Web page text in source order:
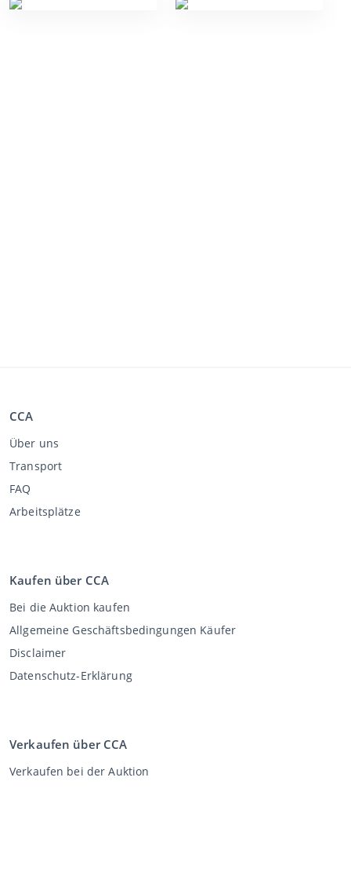
CCA
Über uns
Transport
FAQ
Arbeitsplätze
Kaufen über CCA
Bei die Auktion kaufen
Allgemeine Geschäftsbedingungen Käufer
Disclaimer
Datenschutz-Erklärung
Verkaufen über CCA
Verkaufen bei der Auktion